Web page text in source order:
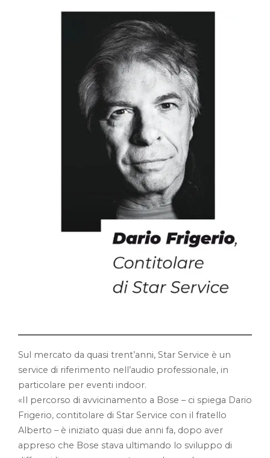
Sul mercato da quasi trent’anni, Star Service è un
service di riferimento nell’audio professionale, in
particolare per eventi indoor.
«Il percorso di avvicinamento a Bose – ci spiega Dario
Frigerio, contitolare di Star Service con il fratello
Alberto – è iniziato quasi due anni fa, dopo aver
appreso che Bose stava ultimando lo sviluppo di